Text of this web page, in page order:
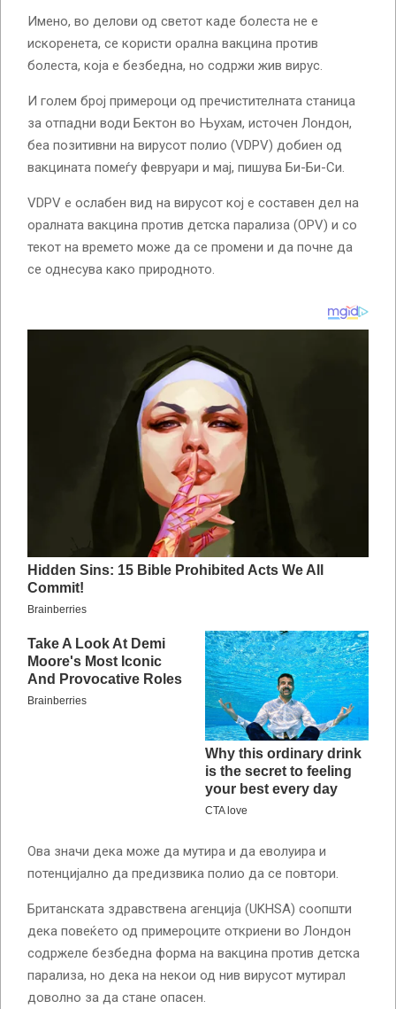
Имено, во делови од светот каде болеста не е
искоренета, се користи орална вакцина против
болеста, која е безбедна, но содржи жив вирус.
И голем број примероци од пречистителната станица
за отпадни води Бектон во Њухам, источен Лондон,
беа позитивни на вирусот полио (VDPV) добиен од
вакцината помеѓу февруари и мај, пишува Би-Би-Си.
VDPV е ослабен вид на вирусот кој е составен дел на
оралната вакцина против детска парализа (OPV) и со
текот на времето може да се промени и да почне да
се однесува како природното.
Ова значи дека може да мутира и да еволуира и
потенцијално да предизвика полио да се повтори.
Британската здравствена агенција (UKHSA) соопшти
дека повеќето од примероците откриени во Лондон
содржеле безбедна форма на вакцина против детска
парализа, но дека на некои од нив вирусот мутирал
доволно за да стане опасен.